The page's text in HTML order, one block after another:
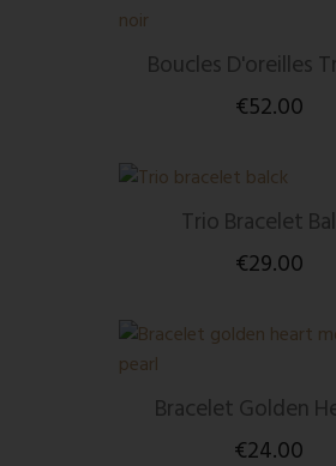
Boucles D'oreilles
€52.00
Trio Bracelet
€29.00
Bracelet Golden
€24.00